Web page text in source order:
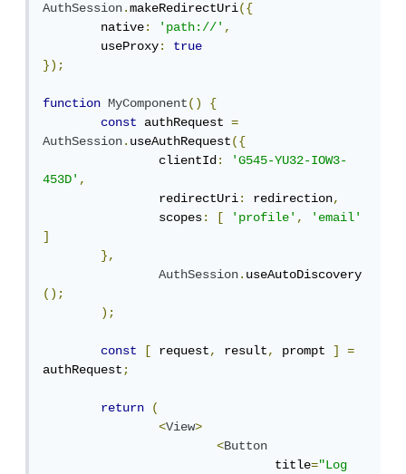
AuthSession.makeRedirectUri({
	native
: 'path://',
	useProxy
:
true
});
function MyComponent()
{
const
authRequest =
AuthSession.useAuthRequest({
		clientId
:
'G545-YU32-IOW3-
453D',
		redirectUri
: redirection,
		scopes
: [ 'profile',
'email'
]
},
AuthSession.useAutoDiscovery
();
);
const [ request, result, prompt ]
=
authRequest;
return
(
<View>
<Button
				title
="Log